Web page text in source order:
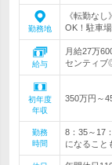
勤務地
《転勤な
OK！駐車
給与
月給27万
センティブ
初年度
年収
350万円～
勤務
時間
8：35～17
になること